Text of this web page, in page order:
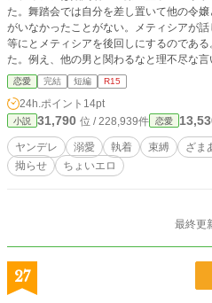
た。舞踏会では自分を差し置いて他の令
がいなかったことがない。メティシアが
等にとメティシアを後回しにするのであ
た。例え、他の男と関わるなと理不尽な
た。けれど、ユリウスが楽しそうに踊り
ティシアの堪忍袋の緒が切れた。もう無
相手は王族だ。そう簡単には婚約破棄でき
う！そんなわけで、メティシアはユリウ
行きずりの相手と一晩を共にするのであ
るの⁉︎
恋愛 完結 短編 R15
24h.ポイント 14pt
小説 31,790 位 / 228,939件 恋愛
ヤンデレ 溺愛 執着 束縛 ざま
拗らせ
ちょいエロ
最終更
27